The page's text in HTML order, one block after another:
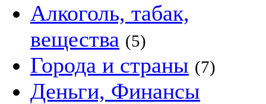
Алкоголь, табак,
вещества (5)
Города и страны (7)
Деньги, Финансы